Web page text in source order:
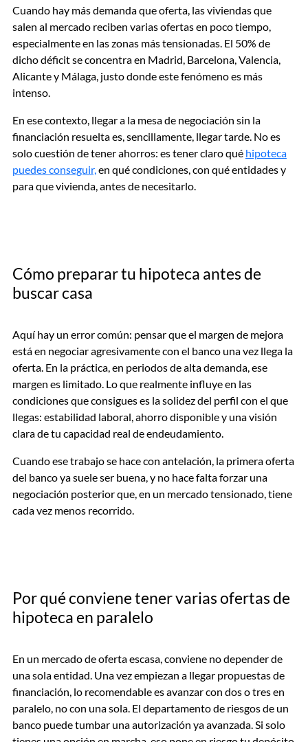
Cuando hay más demanda que oferta, las viviendas que
salen al mercado reciben varias ofertas en poco tiempo,
especialmente en las zonas más tensionadas. El 50% de
dicho déficit se concentra en Madrid, Barcelona, Valencia,
Alicante y Málaga, justo donde este fenómeno es más
intenso.
En ese contexto, llegar a la mesa de negociación sin la
financiación resuelta es, sencillamente, llegar tarde. No es
solo cuestión de tener ahorros: es tener claro qué hipoteca
puedes conseguir,en qué condiciones, con qué entidades y
para que vivienda, antes de necesitarlo.
Cómo preparar tu hipoteca antes de
buscar casa
Aquí hay un error común: pensar que el margen de mejora
está en negociar agresivamente con el banco una vez llega la
oferta. En la práctica, en periodos de alta demanda, ese
margen es limitado. Lo que realmente influye en las
condiciones que consigues es la solidez del perfil con el que
llegas: estabilidad laboral, ahorro disponible y una visión
clara de tu capacidad real de endeudamiento.
Cuando ese trabajo se hace con antelación, la primera oferta
del banco ya suele ser buena, y no hace falta forzar una
negociación posterior que, en un mercado tensionado, tiene
cada vez menos recorrido.
Por qué conviene tener varias ofertas de
hipoteca en paralelo
En un mercado de oferta escasa, conviene no depender de
una sola entidad. Una vez empiezan a llegar propuestas de
financiación, lo recomendable es avanzar con dos o tres en
paralelo, no con una sola. El departamento de riesgos de un
banco puede tumbar una autorización ya avanzada. Si solo